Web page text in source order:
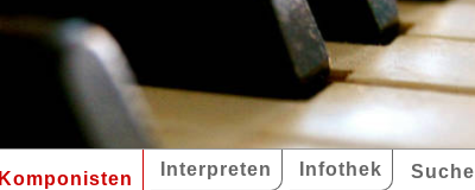
Komponisten Interpreten Infothek Suche